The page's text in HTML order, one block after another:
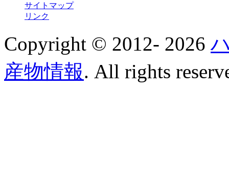
サイトマップ
リンク
Copyright © 2012- 2026
産物情報. All rights